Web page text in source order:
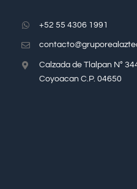
+52 55 4306 1991
Calzada de Tlalpan N°
Coyoacan C.P. 04650